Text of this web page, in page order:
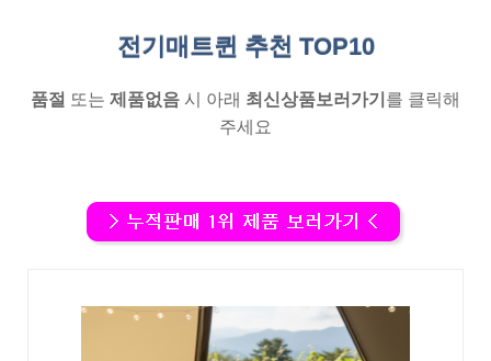
전기매트퀸 추천 TOP10
품절 또는 제품없음 시 아래 최신상품보러가기 를 클릭해
주세요